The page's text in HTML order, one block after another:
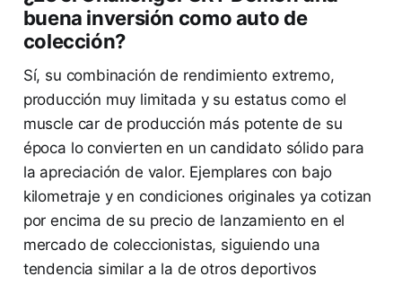
buena inversión como auto de
colección?
Sí, su combinación de rendimiento extremo,
producción muy limitada y su estatus como el
muscle car de producción más potente de su
época lo convierten en un candidato sólido para
la apreciación de valor. Ejemplares con bajo
kilometraje y en condiciones originales ya cotizan
por encima de su precio de lanzamiento en el
mercado de coleccionistas, siguiendo una
tendencia similar a la de otros deportivos